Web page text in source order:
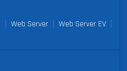
Web Server
Web Server EV